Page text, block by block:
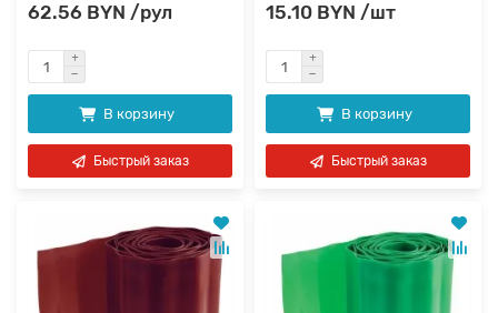
62.56 BYN /рул
В корзину
Быстрый заказ
15.10 BYN /шт
В корзину
Быстрый заказ